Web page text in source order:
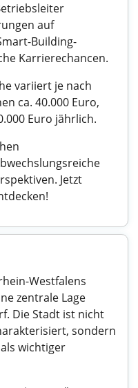
auf
Building-
Karrierechancen.
variiert je nach
ca. 40.000 Euro,
Euro jährlich.
Jetzt
Westfalens
zentrale Lage
Die Stadt ist nicht
sondern
wichtiger